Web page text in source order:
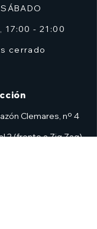
17:00 - 21:00
cerrado
Clemares, nº 4
2 (frente a Zig Zag)